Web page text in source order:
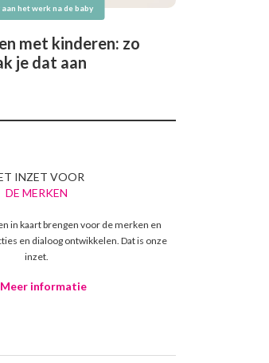
aan het werk na de baby
met kinderen: zo
je dat aan
INZET VOOR
DE MERKEN
in kaart brengen voor de merken en
en dialoog ontwikkelen. Dat is onze
inzet.
Meer informatie